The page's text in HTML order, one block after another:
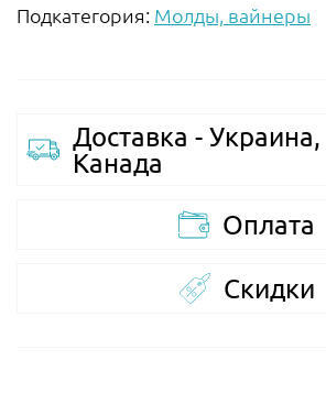
Подкатегория: Молды, вайнеры
Доставка -
Канада
Оплата
Скидки